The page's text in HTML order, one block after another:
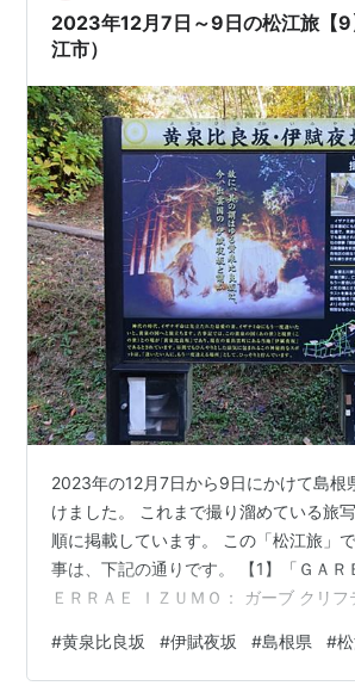
2023年12月7日～9日の松江旅【9
江市）
2023年の12月7日から9日にかけて島根
けました。 これまで撮り溜めている旅
順に掲載しています。 この「松江旅」
事は、下記の通りです。 【1】「ＧＡＲ
ＥＲＲＡＥ ＩＺＵＭＯ： ガーブ クリフ
川」（出雲市斐川町）。 【3】「玉造
（島根県松江市玉湯町）さんの 館内・
#黄泉比良坂 #伊賦夜坂 #島根県 #